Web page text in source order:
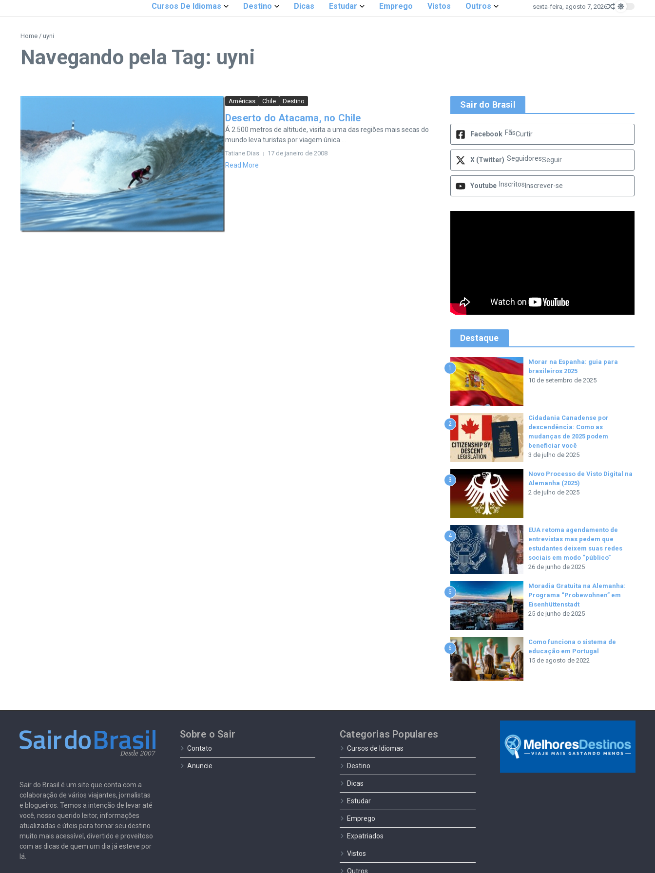
Cursos De Idiomas Destino Dicas Estudar Emprego Vistos Outros sexta-feira, agosto 7, 2026
Home / uyni
Navegando pela Tag: uyni
Américas Chile Destino
Deserto do Atacama, no Chile
Á 2.500 metros de altitude, visita a uma das regiões mais secas do
mundo leva turistas por viagem única....
Tatiane Dias 17 de janeiro de 2008
Read More
Sair do Brasil
Facebook FãsCurtir
X (Twitter) SeguidoresSeguir
Youtube Inscritos Inscrever-se
Destaque
1
Morar na Espanha: guia para
brasileiros 2025
10 de setembro de 2025
2
Cidadania Canadense por
descendência: Como as
mudanças de 2025 podem
beneficiar você
3 de julho de 2025
3
Novo Processo de Visto Digital na
Alemanha (2025)
2 de julho de 2025
4
EUA retoma agendamento de
entrevistas mas pedem que
estudantes deixem suas redes
sociais em modo “público”
26 de junho de 2025
5
Moradia Gratuita na Alemanha:
Programa “Probewohnen” em
Eisenhüttenstadt
25 de junho de 2025
6
Como funciona o sistema de
educação em Portugal
15 de agosto de 2022
Sair do Brasil é um site que conta com a
colaboração de vários viajantes, jornalistas
e blogueiros. Temos a intenção de levar até
você, nosso querido leitor, informações
atualizadas e úteis para tornar seu destino
muito mais acessível, divertido e proveitoso
com as dicas de quem um dia já esteve por
lá.
Sobre o Sair
Contato
Anuncie
Categorias Populares
Cursos de Idiomas
Destino
Dicas
Estudar
Emprego
Expatriados
Vistos
Outros